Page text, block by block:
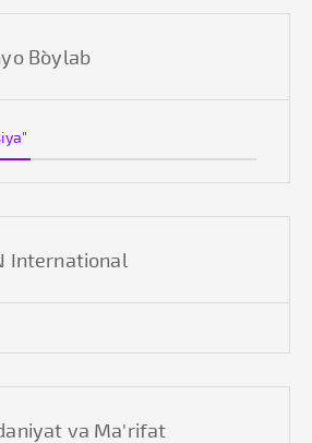
Bo`ylab
International
va Ma'rifat